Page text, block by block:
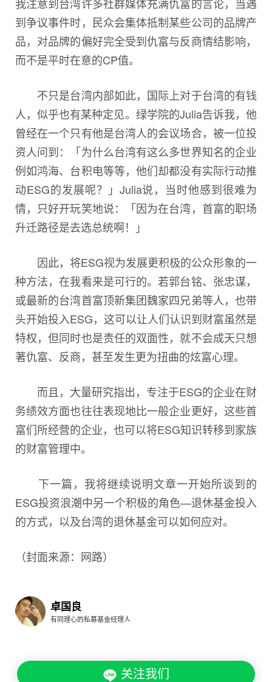
我注意到台湾许多社群媒体充满仇富的言论，当遇
到争议事件时，民众会集体抵制某些公司的品牌产
品，对品牌的偏好完全受到仇富与反商情结影响，
而不是平时在意的CP值。
不只是台湾内部如此，国际上对于台湾的有钱
人，似乎也有某种定见。绿学院的Julia告诉我，他
曾经在一个只有他是台湾人的会议场合，被一位投
资人问到：「为什么台湾有这么多世界知名的企业
例如鸿海、台积电等等，他们却都没有实际行动推
动ESG的发展呢？」Julia说，当时他感到很难为
情，只好开玩笑地说：「因为在台湾，首富的职场
升迁路径是去选总统啊！」
因此，将ESG视为发展更积极的公众形象的一
种方法，在我看来是可行的。若郭台铭、张忠谋，
或最新的台湾首富顶新集团魏家四兄弟等人，也带
头开始投入ESG，这可以让人们认识到财富虽然是
特权，但同时也是责任的双面性，就不会成天只想
著仇富、反商，甚至发生更为扭曲的炫富心理。
而且，大量研究指出，专注于ESG的企业在财
务绩效方面也往往表现地比一般企业更好，这些首
富们所经营的企业，也可以将ESG知识转移到家族
的财富管理中。
下一篇，我将继续说明文章一开始所谈到的
ESG投资浪潮中另一个积极的角色—退休基金投入
的方式，以及台湾的退休基金可以如何应对。
（封面来源：网路）
卓国良
有同理心的私募基金经理人
关注我们